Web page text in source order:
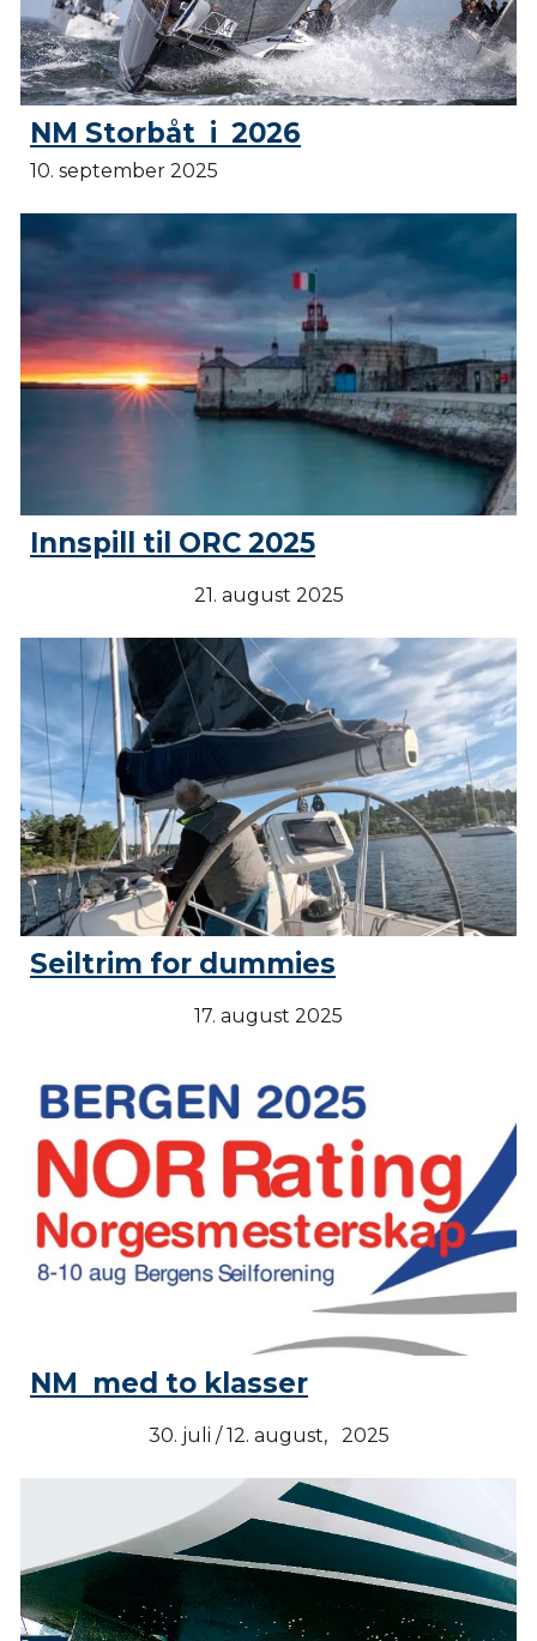
NM Storbåt i 2026
10. september 2025
Innspill til ORC 2025
21. august 2025
Seiltrim for dummies
17. august 2025
NM med to klasser
30. juli / 12. august, 2025